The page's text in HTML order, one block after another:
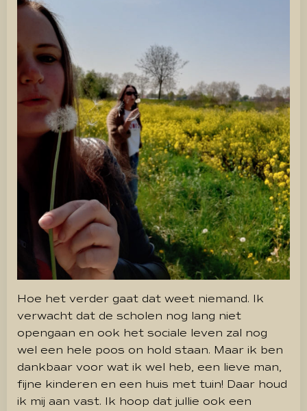
Hoe het verder gaat dat weet niemand. Ik
verwacht dat de scholen nog lang niet
opengaan en ook het sociale leven zal nog
wel een hele poos on hold staan. Maar ik ben
dankbaar voor wat ik wel heb, een lieve man,
fijne kinderen en een huis met tuin! Daar houd
ik mij aan vast. Ik hoop dat jullie ook een